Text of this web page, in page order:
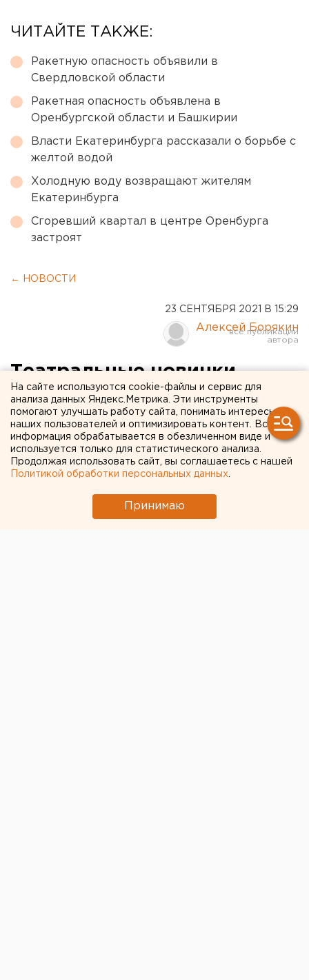
ЧИТАЙТЕ ТАКЖЕ:
Ракетную опасность объявили в
Свердловской области
Ракетная опасность объявлена в
Оренбургской области и Башкирии
Власти Екатеринбурга рассказали о борьбе с
желтой водой
Холодную воду возвращают жителям
Екатеринбурга
Сгоревший квартал в центре Оренбурга
застроят
← НОВОСТИ
23 СЕНТЯБРЯ 2021 В 15:29
Алексей Борякин
Театральные новинки
Челябинска. Какие
премьеры посетить
На сайте используются cookie-файлы и сервис для
анализа данных Яндекс.Метрика. Эти инструменты
помогают улучшать работу сайта, понимать интересы
наших пользователей и оптимизировать контент. Вся
информация обрабатывается в обезличенном виде и
используется только для статистического анализа.
Продолжая использовать сайт, вы соглашаетесь с нашей
Политикой обработки персональных данных
Принимаю